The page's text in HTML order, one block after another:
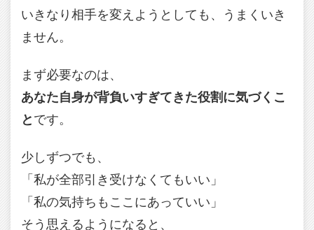
いきなり相手を変えようとしても、うまくいき
ません。
まず必要なのは、
あなた自身が背負いすぎてきた役割に気づくこ
と です。
少しずつでも、
「私が全部引き受けなくてもいい」
「私の気持ちもここにあっていい」
そう思えるようになると、